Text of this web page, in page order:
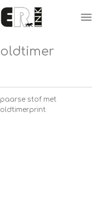
oldtimer
paarse stof met
oldtimerprint